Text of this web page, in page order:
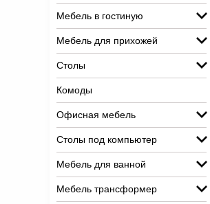
Мебель в гостиную
Мебель для прихожей
Столы
Комоды
Офисная мебель
Столы под компьютер
Мебель для ванной
Мебель трансформер